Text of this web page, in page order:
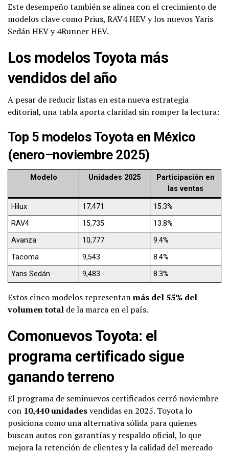
Este desempeño también se alinea con el crecimiento de
modelos clave como Prius, RAV4 HEV y los nuevos Yaris
Sedán HEV y 4Runner HEV.
Los modelos Toyota más
vendidos del año
A pesar de reducir listas en esta nueva estrategia
editorial, una tabla aporta claridad sin romper la lectura:
Top 5 modelos Toyota en México
(enero–noviembre 2025)
Modelo Unidades 2025
Participación en
las ventas
Hilux 17,471
15.3%
RAV4
15,735
13.8%
Avanza
10,777
9.4%
Tacoma
9,543
8.4%
Yaris Sedán
9,483 8.3%
Estos cinco modelos representanmás del 55% del
volumen total de la marca en el país.
Comonuevos Toyota: el
programa certificado sigue
ganando terreno
El programa de seminuevos certificados cerró noviembre
con 10,440 unidadesvendidas en 2025. Toyota lo
posiciona como una alternativa sólida para quienes
buscan autos con garantías y respaldo oficial, lo que
mejora la retención de clientes y la calidad del mercado